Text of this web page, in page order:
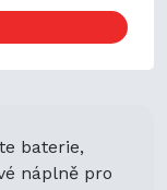
baterie,
náplně pro